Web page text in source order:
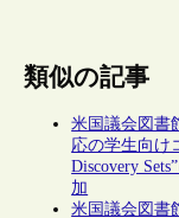
類似の記事
米国議会図書
応の学生向け
Discovery
加
米国議会図書